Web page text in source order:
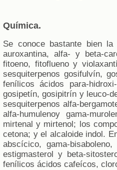
Química.
Se conoce bastante bien la
auroxantina, alfa- y beta-
fitoeno, fitoflueno y
sesquiterpenos gosifulvín,
fenílicos ácidos para-
gosipetín, gosipitrín y leuco-
sesquiterpenos alfa-
alfa-humulenoy gama-
mirtenal y mirtenol; los
cetona; y el alcaloide indol.
abscícico, gama-
estigmasterol y beta-
fenílicos ácidos cafeícos,